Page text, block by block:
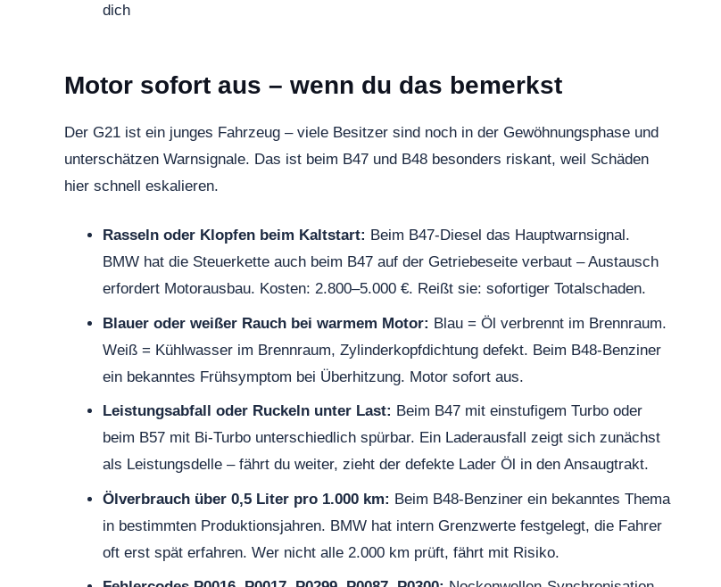
dich
Motor sofort aus – wenn du das bemerkst
Der G21 ist ein junges Fahrzeug – viele Besitzer sind noch in der Gewöhnungsphase und
unterschätzen Warnsignale. Das ist beim B47 und B48 besonders riskant, weil Schäden
hier schnell eskalieren.
Rasseln oder Klopfen beim Kaltstart: Beim B47-Diesel das Hauptwarnsignal.
BMW hat die Steuerkette auch beim B47 auf der Getriebeseite verbaut – Austausch
erfordert Motorausbau. Kosten: 2.800–5.000 €. Reißt sie: sofortiger Totalschaden.
Blauer oder weißer Rauch bei warmem Motor: Blau = Öl verbrennt im Brennraum.
Weiß = Kühlwasser im Brennraum, Zylinderkopfdichtung defekt. Beim B48-Benziner
ein bekanntes Frühsymptom bei Überhitzung. Motor sofort aus.
Leistungsabfall oder Ruckeln unter Last: Beim B47 mit einstufigem Turbo oder
beim B57 mit Bi-Turbo unterschiedlich spürbar. Ein Laderausfall zeigt sich zunächst
als Leistungsdelle – fährt du weiter, zieht der defekte Lader Öl in den Ansaugtrakt.
Ölverbrauch über 0,5 Liter pro 1.000 km: Beim B48-Benziner ein bekanntes Thema
in bestimmten Produktionsjahren. BMW hat intern Grenzwerte festgelegt, die Fahrer
oft erst spät erfahren. Wer nicht alle 2.000 km prüft, fährt mit Risiko.